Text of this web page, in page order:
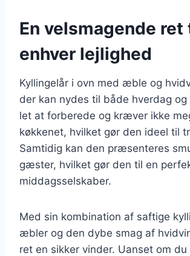
En velsmagende ret
enhver lejlighed
Kyllingelår i ovn med æble og
der kan nydes til både hverdag og
let at forberede og kræver ikke
køkkenet, hvilket gør den ideel til
Samtidig kan den præsenteres
gæster, hvilket gør den til en
middagsselskaber.
Med sin kombination af saftige
æbler og den dybe smag af
ret en sikker vinder. Uanset om